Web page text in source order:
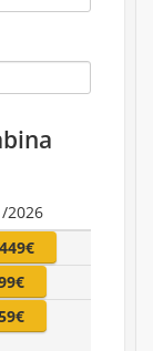
2026
449€